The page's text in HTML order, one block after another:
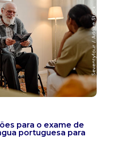
para o exame de
portuguesa para